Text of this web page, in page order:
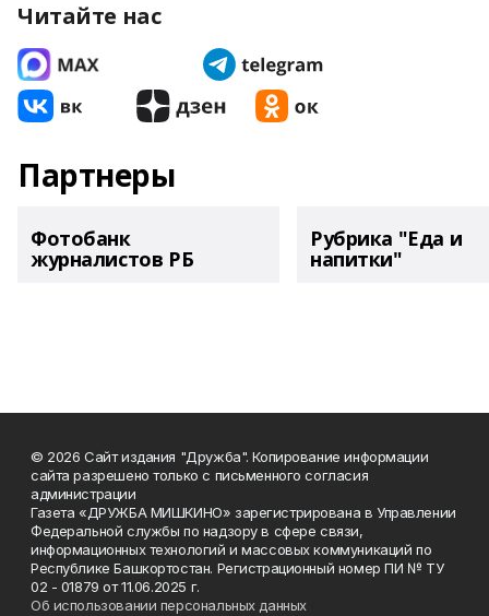
Читайте нас
Партнеры
Фотобанк
журналистов РБ
Рубрика "Еда и
напитки"
© 2026 Сайт издания "Дружба". Копирование информации
сайта разрешено только с письменного согласия
администрации
Газета «ДРУЖБА МИШКИНО» зарегистрирована в Управлении
Федеральной службы по надзору в сфере связи,
информационных технологий и массовых коммуникаций по
Республике Башкортостан. Регистрационный номер ПИ № ТУ
02 - 01879 от 11.06.2025 г.
Об использовании персональных данных